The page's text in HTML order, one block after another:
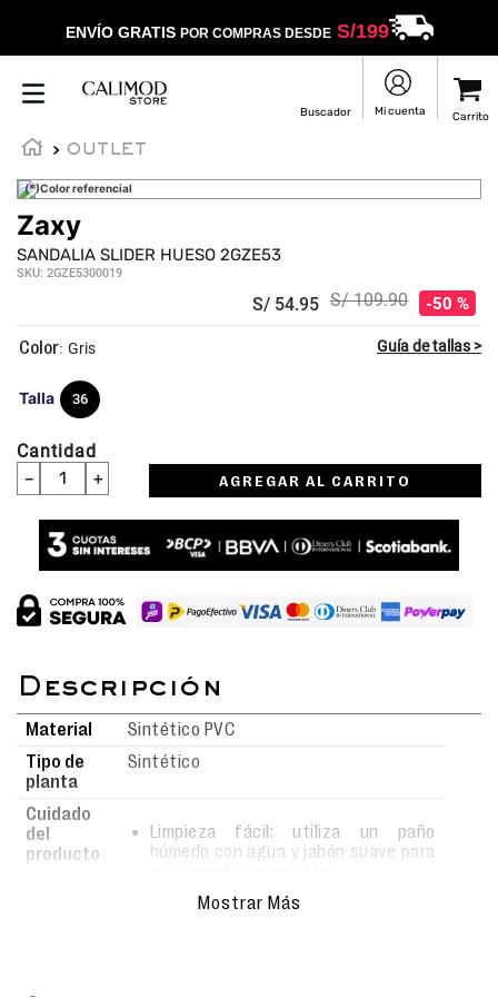
ENVÍO GRATIS POR COMPRAS DESDES/199
OUTLET
(*)Color referencial
Zaxy
SANDALIA SLIDER HUESO 2GZE53
SKU: 2GZE5300019
S/ 54.95 S/ 109.90 50 %
Talla 36
: Gris
Cantidad
＋
－ AGREGAR AL CARRITO
Material
Sintético PVC
Tipo de
planta
Sintético
Cuidado
del
producto
Limpieza fácil: utiliza un paño
húmedo con agua y jabón suave para
Realiza la limpieza con movimientos
delicados para evitar rayar o dañar la
Mostrar Más